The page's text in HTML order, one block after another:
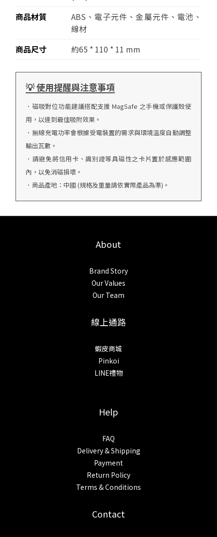
商品材質
ABS、電子元件、金屬元件、電池、
線材
商品尺寸
約65 * 110 * 11 mm
💡 使用提醒與注意事項
．磁吸對位功能建議搭配支援 MagSafe 之手機或保護殼使
用，以達到最佳吸附效果。
．無線充電功率會根據受電裝置的需求與環境溫度自動調整
輸出瓦數。
．請避免將信用卡、識別證等具磁性之卡片置於感應範圍
內，以免消磁損壞。
．商品產地：中國 (規格及重量請依實際產品為準)。
About
Brand Story
Our Values
Our Team
線上通路
蝦皮商城
Pinkoi
LINE禮物
Help
FAQ
Delivery & Shipping
Payment
Return Policy
Terms & Conditions
Contact